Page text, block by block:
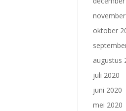
oktober
augustus
juli 2020
juni 2020
mei 2020